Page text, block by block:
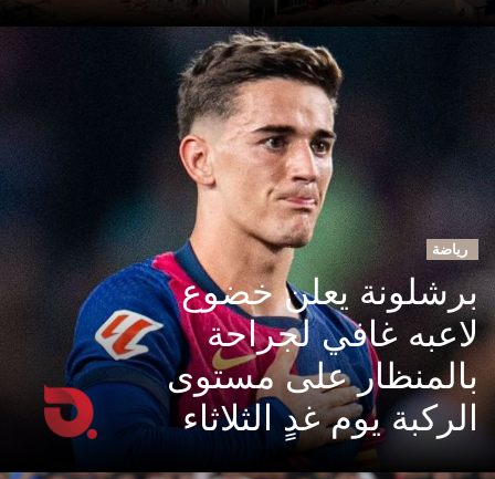
رياضة
برشلونة يعلن خضوع
لاعبه غافي لجراحة
بالمنظار على مستوى
الركبة يوم غدٍ الثلاثاء